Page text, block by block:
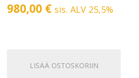
980,00 € sis. ALV 25,5%
LISÄÄ OSTOSKORIIN